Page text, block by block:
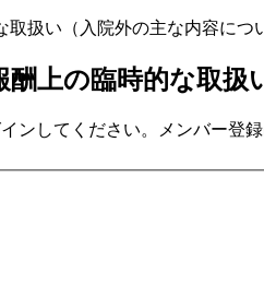
扱い（入院外の主な内容につ
酬上の臨時的な取扱
ンしてください。メンバー登